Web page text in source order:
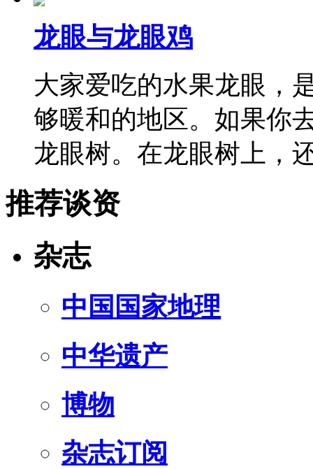
龙眼与龙眼鸡
大家爱吃的水果龙眼，
够暖和的地区。如果你
龙眼树。在龙眼树上
推荐谈资
杂志
中国国家地理
中华遗产
博物
杂志订阅